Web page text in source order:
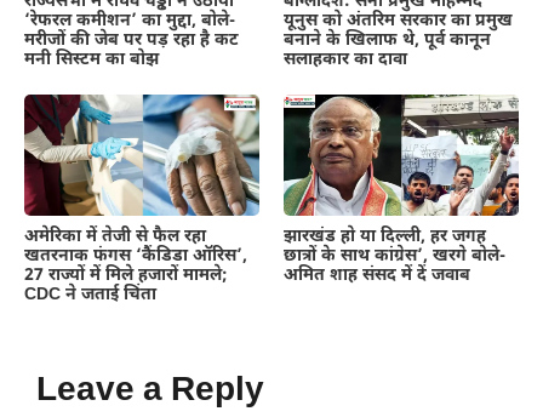
‘रेफरल कमीशन’ का मुद्दा, बोले-
मरीजों की जेब पर पड़ रहा है कट
मनी सिस्टम का बोझ
यूनुस को अंतरिम सरकार का प्रमुख
बनाने के खिलाफ थे, पूर्व कानून
सलाहकार का दावा
अमेरिका में तेजी से फैल रहा
खतरनाक फंगस ‘कैंडिडा ऑरिस’,
27 राज्यों में मिले हजारों मामले;
CDC ने जताई चिंता
झारखंड हो या दिल्ली, हर जगह
छात्रों के साथ कांग्रेस’, खरगे बोले-
अमित शाह संसद में दें जवाब
Leave a Reply